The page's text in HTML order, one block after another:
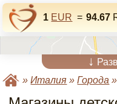
1 EUR = 94.67
↓
»Италия »Города